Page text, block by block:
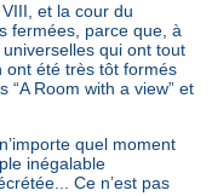
et la cour du
fermées, parce que, à
qui ont tout
ont été très tôt formés
Room with a view” et
quel moment
inégalable
Ce n’est pas